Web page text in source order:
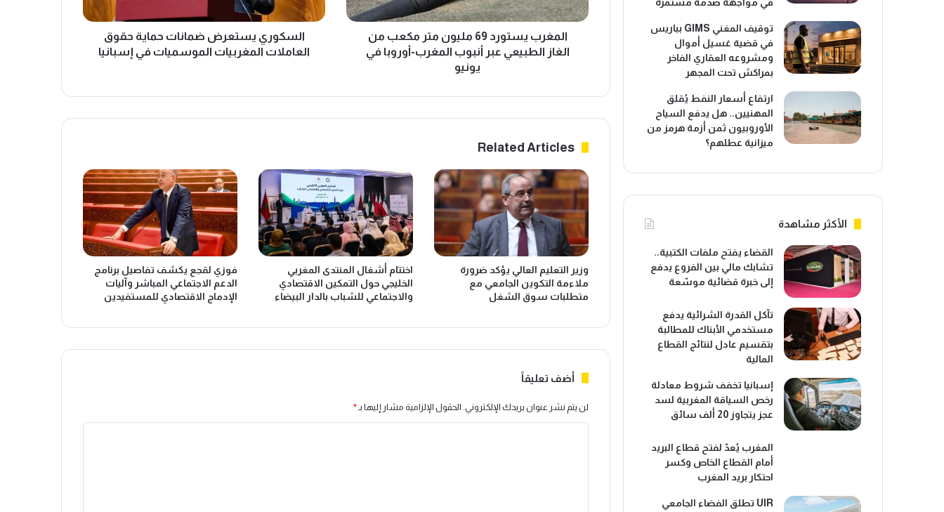
س
ت
9
و
ن
م
ت
ر
م
ك
ع
ب
م
ن
ل
ز
ل
المغرب يستورد 69 مليون متر مكعب من
الغاز الطبيعي عبر أنبوب المغرب-أوروبا في
يونيو
ي
س
ض
ت
ح
م
ا
ي
ة
ح
ق
و
ق
ل
السكوري يستعرض ضمانات حماية حقوق
العاملات المغربيات الموسميات في إسبانيا
Related Articles
وزير التعليم العالي يؤكد ضرورة
ملاءمة التكوين الجامعي مع
متطلبات سوق الشغل
اختتام أشغال المنتدى المغربي
الخليجي حول التمكين الاقتصادي
والاجتماعي للشباب بالدار البيضاء
فوزي لقجع يكشف تفاصيل برنامج
الدعم الاجتماعي المباشر وآليات
الإدماج الاقتصادي للمستفيدين
أضف تعليقاً
لن يتم نشر عنوان بريدك الإلكتروني. الحقول الإلزامية مشار إليها بـ *
توقيف المغني GIMS بباريس
في قضية غسيل أموال
ومشروعه العقاري الفاخر
بمراكش تحت المجهر
ارتفاع أسعار النفط يُقلق
المهنيين.. هل يدفع السياح
الأوروبيون ثمن أزمة هرمز من
ميزانية عطلهم؟
الأكثر مشاهدة
القضاء يفتح ملفات الكتبية..
تشابك مالي بين الفروع يدفع
إلى خبرة قضائية موسّعة
تآكل القدرة الشرائية يدفع
مستخدمي الأبناك للمطالبة
بتقسيم عادل لنتائج القطاع
المالية
إسبانيا تخفف شروط معادلة
رخص السياقة المغربية لسد
عجز يتجاوز 20 ألف سائق
المغرب يُعدّ لفتح قطاع البريد
أمام القطاع الخاص وكسر
احتكار بريد المغرب
UIR تطلق الفضاء الجامعي